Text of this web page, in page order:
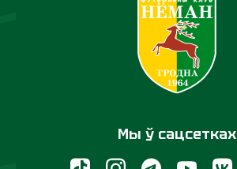
Мы ў сацсетках